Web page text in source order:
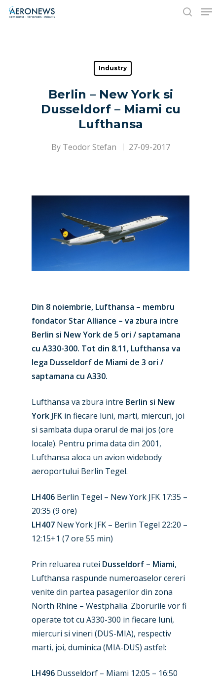
Hit enter to search or ESC to close
Industry
Berlin – New York si
Dusseldorf – Miami cu
Lufthansa
By Teodor Stefan 27-09-2017
Din 8 noiembrie, Lufthansa – membru
fondator Star Alliance – va zbura intre
Berlin si New York de 5 ori / saptamana
cu A330-300. Tot din 8.11, Lufthansa va
lega Dusseldorf de Miami de 3 ori /
saptamana cu A330.
Lufthansa va zbura intre Berlin si New
York JFK in fiecare luni, marti, miercuri, joi
si sambata dupa orarul de mai jos (ore
locale). Pentru prima data din 2001,
Lufthansa aloca un avion widebody
aeroportului Berlin Tegel.
LH406 Berlin Tegel – New York JFK 17:35 –
20:35 (9 ore)
LH407 New York JFK – Berlin Tegel 22:20 –
12:15+1 (7 ore 55 min)
Prin reluarea rutei Dusseldorf – Miami,
Lufthansa raspunde numeroaselor cereri
venite din partea pasagerilor din zona
North Rhine – Westphalia. Zborurile vor fi
operate tot cu A330-300 in fiecare luni,
miercuri si vineri (DUS-MIA), respectiv
marti, joi, duminica (MIA-DUS) astfel:
LH496 Dusseldorf – Miami 12:05 – 16:50
Industry
Farnborough 2024
Paris 2023
Farnborough 2022
Dubai 2019
Paris 2019
Trip Reports
Marketplace
Jobs
Contact